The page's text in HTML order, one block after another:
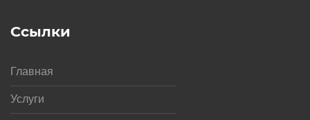
Ссылки
Главная
Услуги